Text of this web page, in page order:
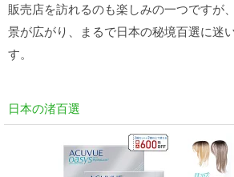
販売店を訪れるのも楽しみの一つですが
景が広がり、まるで日本の秘境百選に迷
す。
日本の渚百選